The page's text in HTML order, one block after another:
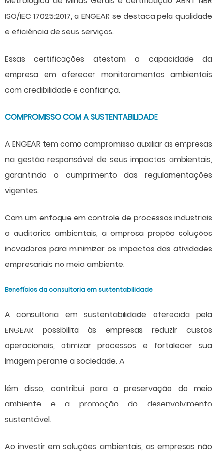
ISO/IEC 17025:2017, a ENGEAR se destaca pela qualidade
e eficiência de seus serviços.
Essas certificações atestam a capacidade da
empresa em oferecer monitoramentos ambientais
com credibilidade e confiança.
COMPROMISSO COM A SUSTENTABILIDADE
A ENGEAR tem como compromisso auxiliar as empresas
na gestão responsável de seus impactos ambientais,
garantindo o cumprimento das regulamentações
vigentes.
Com um enfoque em controle de processos industriais
e auditorias ambientais, a empresa propõe soluções
inovadoras para minimizar os impactos das atividades
empresariais no meio ambiente.
Benefícios da consultoria em sustentabilidade
Aconsultoria em sustentabilidade oferecida pela
ENGEAR possibilita às empresas reduzir custos
operacionais, otimizar processos e fortalecer sua
imagem perante a sociedade. A
lém disso, contribui para a preservação do meio
ambiente e a promoção do desenvolvimento
sustentável.
Ao investir em soluções ambientais, as empresas não